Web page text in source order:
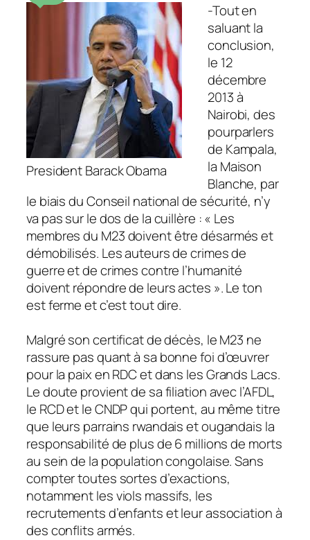
President Barack Obama
-Tout en
saluant la
conclusion,
le 12
décembre
2013 à
Nairobi, des
pourparlers
de Kampala,
la Maison
Blanche, par
le biais du Conseil national de sécurité, n’y
va pas sur le dos de la cuillère : « Les
membres du M23 doivent être désarmés et
démobilisés. Les auteurs de crimes de
guerre et de crimes contre l’humanité
doivent répondre de leurs actes ». Le ton
est ferme et c’est tout dire.
Malgré son certificat de décès, le M23 ne
rassure pas quant à sa bonne foi d’œuvrer
pour la paix en RDC et dans les Grands Lacs.
Le doute provient de sa filiation avec l’AFDL,
le RCD et le CNDP qui portent, au même titre
que leurs parrains rwandais et ougandais la
responsabilité de plus de 6 millions de morts
au sein de la population congolaise. Sans
compter toutes sortes d’exactions,
notamment les viols massifs, les
recrutements d’enfants et leur association à
des conflits armés.